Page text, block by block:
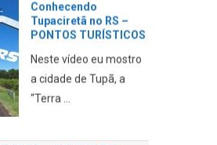
Conhecendo
Tupaciretã no RS –
PONTOS TURÍSTICOS
Neste vídeo eu mostro
a cidade de Tupã, a
“Terra ...